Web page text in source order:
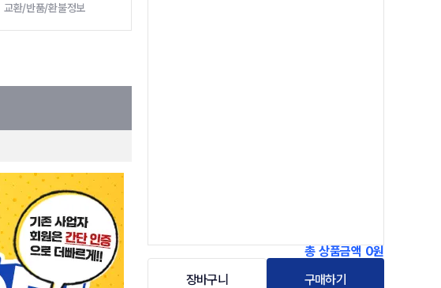
교환/반품/환불정보
총 상품금액 0원
장바구니
구매하기